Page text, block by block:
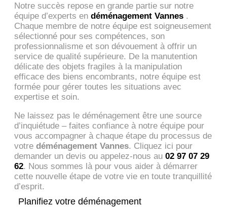
Notre succès repose en grande partie sur notre
équipe d’experts en déménagement Vannes .
Chaque membre de notre équipe est soigneusement
sélectionné pour ses compétences, son
professionnalisme et son dévouement à offrir un
service de qualité supérieure. De la manutention
délicate des objets fragiles à la manipulation
efficace des biens encombrants, notre équipe est
formée pour gérer toutes les situations avec
expertise et soin.
Ne laissez pas le déménagement être une source
d’inquiétude – faites confiance à notre équipe pour
vous accompagner à chaque étape du processus de
votre déménagement Vannes. Cliquez ici pour
demander un devis ou appelez-nous au 02 97 07 29
62. Nous sommes là pour vous aider à démarrer
cette nouvelle étape de votre vie en toute tranquillité
d’esprit.
Planifiez votre déménagement